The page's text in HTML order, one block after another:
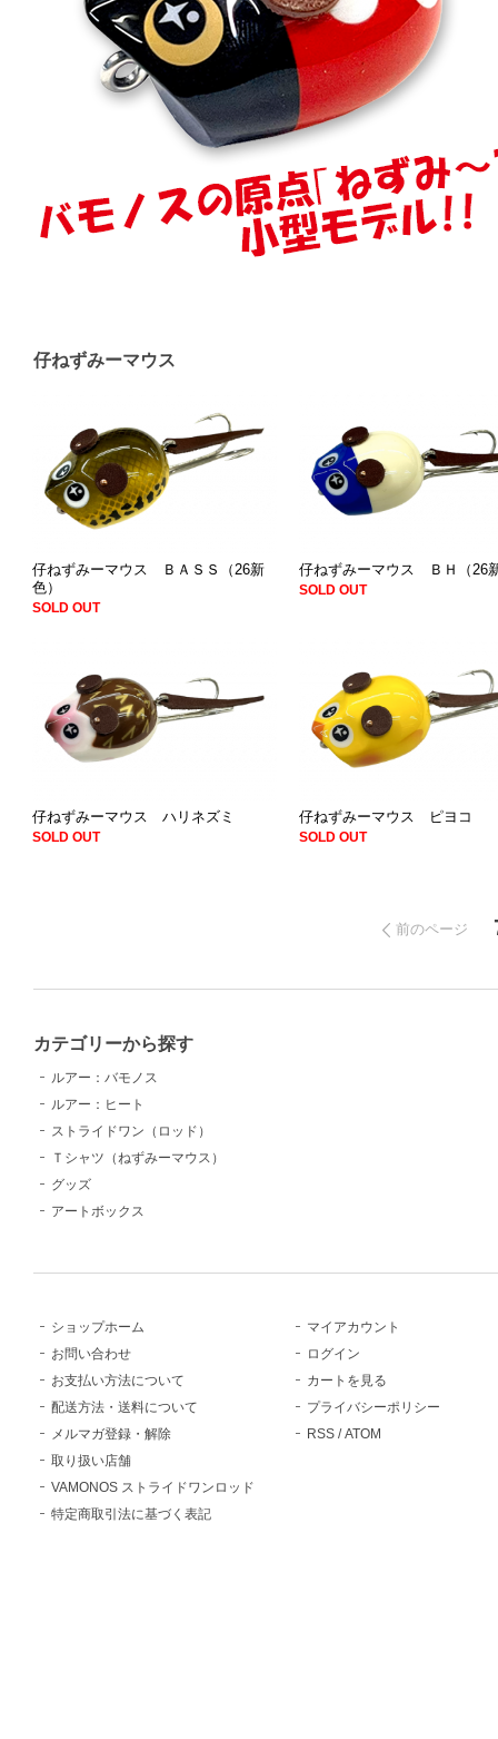
仔ねずみーマウス
仔ねずみーマウス ＢＡＳＳ（26新
色）
SOLD OUT
仔ねずみーマウス ＢＨ（26
SOLD OUT
仔ねずみーマウス ハリネズミ
SOLD OUT
仔ねずみーマウス ピヨコ
SOLD OUT
前のページ
カテゴリーから探す
ルアー：バモノス
ルアー：ヒート
ストライドワン（ロッド）
Ｔシャツ（ねずみーマウス）
グッズ
アートボックス
ショップホーム
お問い合わせ
お支払い方法について
配送方法・送料について
メルマガ登録・解除
取り扱い店舗
VAMONOS ストライドワンロッド
特定商取引法に基づく表記
マイアカウント
ログイン
カートを見る
プライバシーポリシー
RSS /ATOM